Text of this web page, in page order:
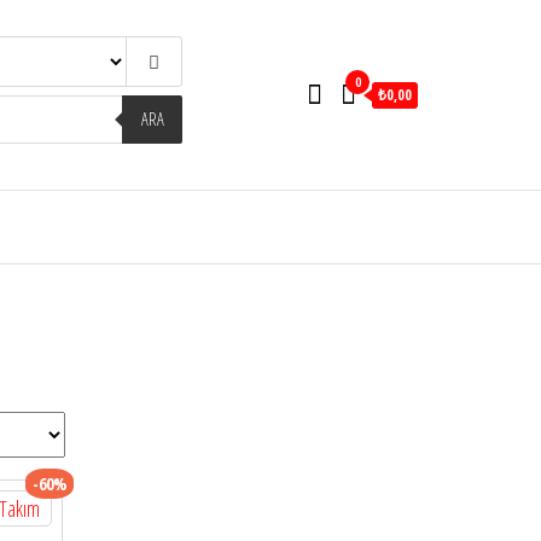
ARA
0
₺0,00
-60%